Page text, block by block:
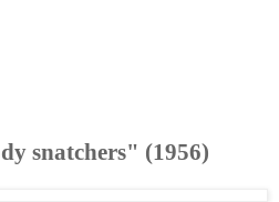
snatchers" (1956)